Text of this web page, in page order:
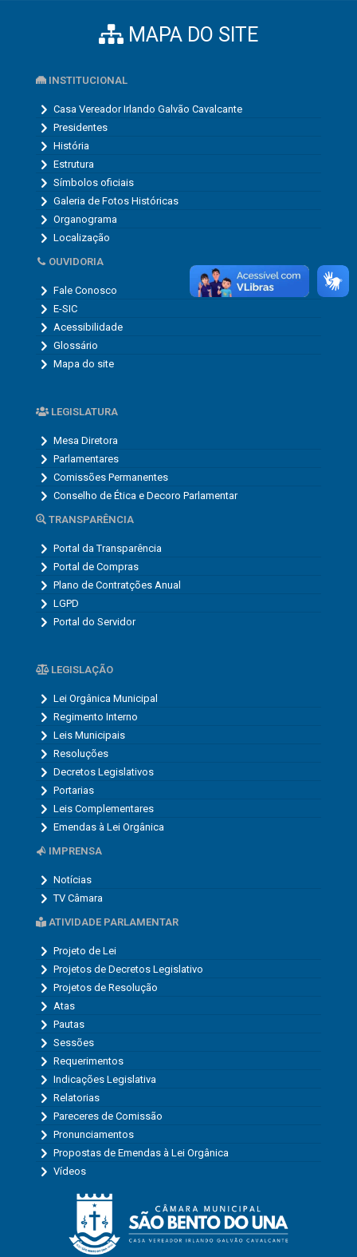
MAPA DO SITE
INSTITUCIONAL
Casa Vereador Irlando Galvão Cavalcante
Presidentes
História
Estrutura
Símbolos oficiais
Galeria de Fotos Históricas
Organograma
Localização
OUVIDORIA
Fale Conosco
E-SIC
Acessibilidade
Glossário
Mapa do site
LEGISLATURA
Mesa Diretora
Parlamentares
Comissões Permanentes
Conselho de Ética e Decoro Parlamentar
TRANSPARÊNCIA
Portal da Transparência
Portal de Compras
Plano de Contratções Anual
LGPD
Portal do Servidor
LEGISLAÇÃO
Lei Orgânica Municipal
Regimento Interno
Leis Municipais
Resoluções
Decretos Legislativos
Portarias
Leis Complementares
Emendas à Lei Orgânica
IMPRENSA
Notícias
TV Câmara
ATIVIDADE PARLAMENTAR
Projeto de Lei
Projetos de Decretos Legislativo
Projetos de Resolução
Atas
Pautas
Sessões
Requerimentos
Indicações Legislativa
Relatorias
Pareceres de Comissão
Pronunciamentos
Propostas de Emendas à Lei Orgânica
Vídeos